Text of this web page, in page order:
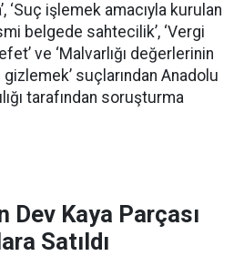
‘Suç işlemek amacıyla kurulan
belgede sahtecilik’, ‘Vergi
ve ‘Malvarlığı değerlerinin
gizlemek’ suçlarından Anadolu
tarafından soruşturma
Dev Kaya Parçası
Satıldı